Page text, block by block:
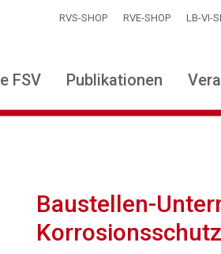
RVS-SHOP RVE-SHOP LB-VI-
FSV Publikationen
Baustellen-
Korrosionsschutz